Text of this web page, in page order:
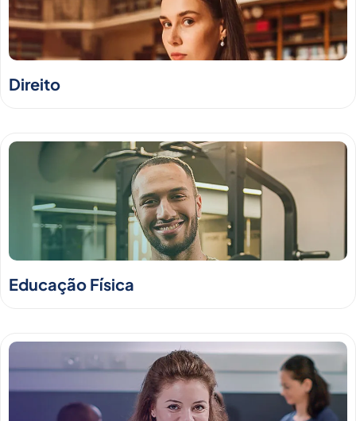
Direito
Educação Física